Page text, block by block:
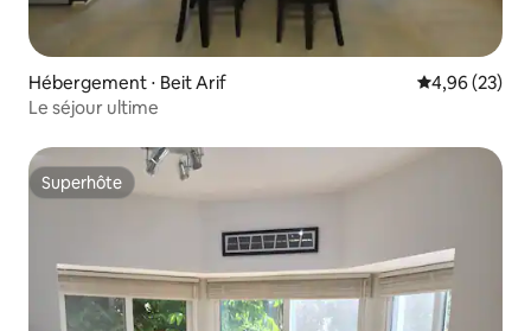
Hébergement ⋅ Beit Arif Évaluation
4,96 (23)
Le séjour ultime
Superhôte
Superhôte